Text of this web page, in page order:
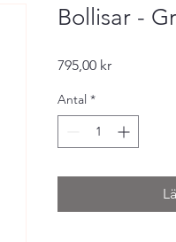
Bollisar -
795,00 krPris
Antal *